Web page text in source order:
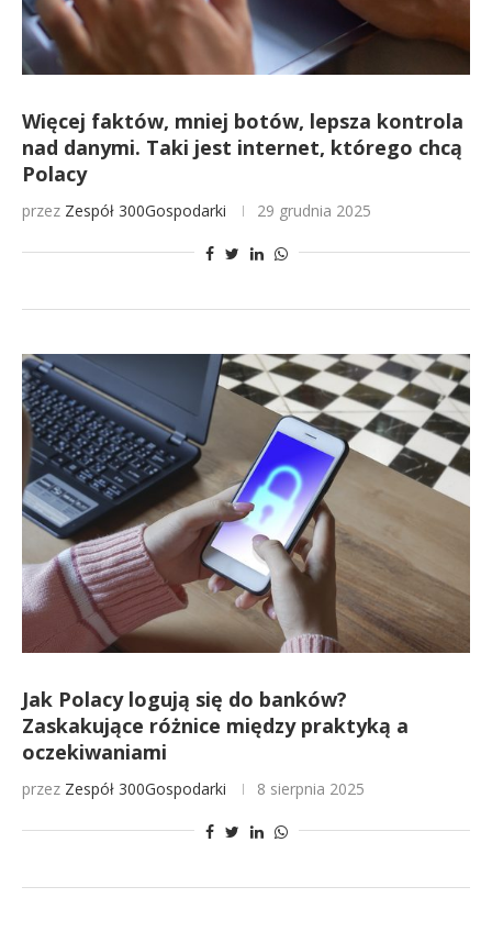
Więcej faktów, mniej botów, lepsza kontrola
nad danymi. Taki jest internet, którego chcą
Polacy
przez Zespół 300Gospodarki 29 grudnia 2025
Jak Polacy logują się do banków?
Zaskakujące różnice między praktyką a
oczekiwaniami
przez Zespół 300Gospodarki 8 sierpnia 2025